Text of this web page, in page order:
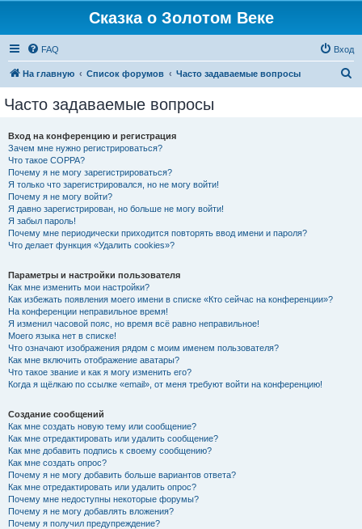
Сказка о Золотом Веке
FAQ Вход
На главную Список форумов Часто задаваемые вопросы
Часто задаваемые вопросы
Вход на конференцию и регистрация
Зачем мне нужно регистрироваться?
Что такое COPPA?
Почему я не могу зарегистрироваться?
Я только что зарегистрировался, но не могу войти!
Почему я не могу войти?
Я давно зарегистрирован, но больше не могу войти!
Я забыл пароль!
Почему мне периодически приходится повторять ввод имени и пароля?
Что делает функция «Удалить cookies»?
Параметры и настройки пользователя
Как мне изменить мои настройки?
Как избежать появления моего имени в списке «Кто сейчас на конференции»?
На конференции неправильное время!
Я изменил часовой пояс, но время всё равно неправильное!
Моего языка нет в списке!
Что означают изображения рядом с моим именем пользователя?
Как мне включить отображение аватары?
Что такое звание и как я могу изменить его?
Когда я щёлкаю по ссылке «email», от меня требуют войти на конференцию!
Создание сообщений
Как мне создать новую тему или сообщение?
Как мне отредактировать или удалить сообщение?
Как мне добавить подпись к своему сообщению?
Как мне создать опрос?
Почему я не могу добавить больше вариантов ответа?
Как мне отредактировать или удалить опрос?
Почему мне недоступны некоторые форумы?
Почему я не могу добавлять вложения?
Почему я получил предупреждение?